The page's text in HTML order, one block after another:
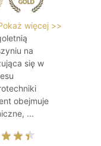
więcej >>
na
się w
obejmuje
...